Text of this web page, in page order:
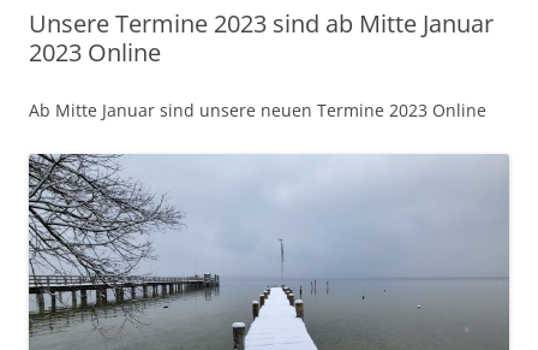
Unsere Termine 2023 sind ab Mitte Januar
2023 Online
Ab Mitte Januar sind unsere neuen Termine 2023 Online